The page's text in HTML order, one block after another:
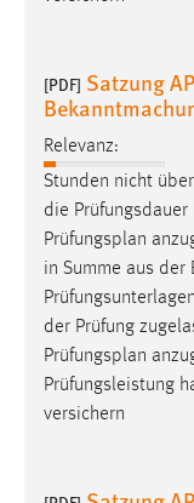
[PDF] Satzung
Relevanz:
Stunden nicht
die
Prüfungsplan
in Summe aus der
der Prüfung
Prüfungsplan
Prüfungsleistung
versichern